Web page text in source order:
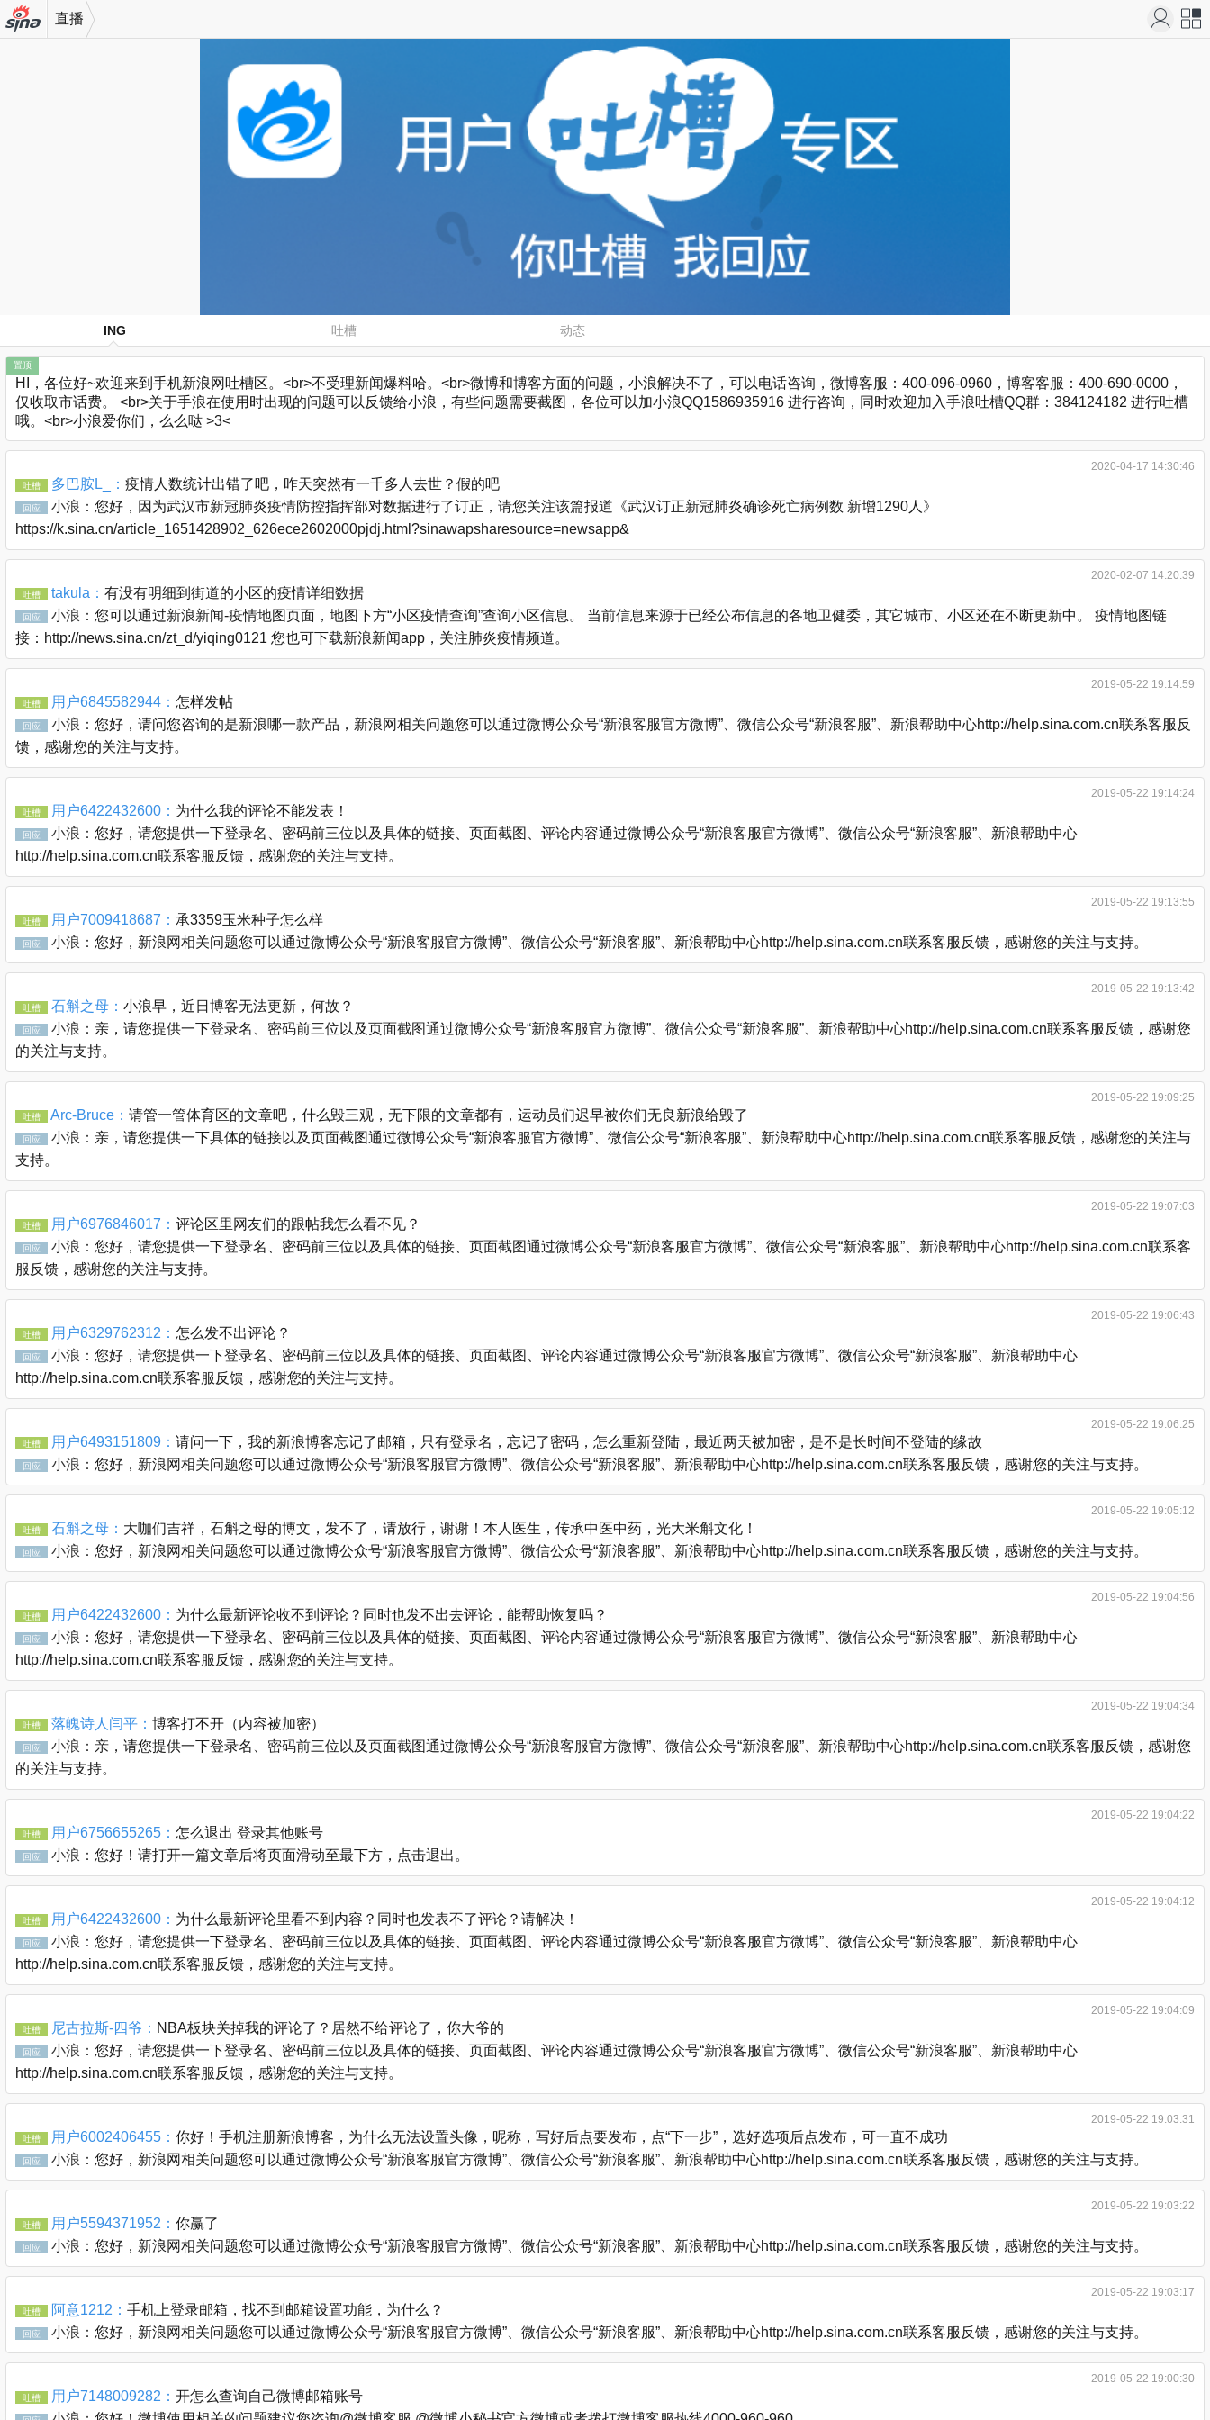
直播
ING 吐槽 动态
置顶
HI，各位好~欢迎来到手机新浪网吐槽区。<br>不受理新闻爆料哈。<br>微博和博客方面的问题，小浪解决不了，可以电话咨询，微博客服：400-096-0960，博客客服：400-690-0000，
仅收取市话费。 <br>关于手浪在使用时出现的问题可以反馈给小浪，有些问题需要截图，各位可以加小浪QQ1586935916 进行咨询，同时欢迎加入手浪吐槽QQ群：384124182 进行吐槽
哦。<br>小浪爱你们，么么哒 >3<
2020-04-17 14:30:46
吐槽 多巴胺L_： 疫情人数统计出错了吧，昨天突然有一千多人去世？假的吧
回应 小浪： 您好，因为武汉市新冠肺炎疫情防控指挥部对数据进行了订正，请您关注该篇报道《武汉订正新冠肺炎确诊死亡病例数 新增1290人》
https://k.sina.cn/article_1651428902_626ece2602000pjdj.html?sinawapsharesource=newsapp&
2020-02-07 14:20:39
吐槽 takula： 有没有明细到街道的小区的疫情详细数据
回应 小浪： 您可以通过新浪新闻-疫情地图页面，地图下方“小区疫情查询”查询小区信息。 当前信息来源于已经公布信息的各地卫健委，其它城市、小区还在不断更新中。 疫情地图链
接：http://news.sina.cn/zt_d/yiqing0121 您也可下载新浪新闻app，关注肺炎疫情频道。
2019-05-22 19:14:59
吐槽 用户6845582944： 怎样发帖
回应 小浪： 您好，请问您咨询的是新浪哪一款产品，新浪网相关问题您可以通过微博公众号“新浪客服官方微博”、微信公众号“新浪客服”、新浪帮助中心http://help.sina.com.cn联系客服反
馈，感谢您的关注与支持。
2019-05-22 19:14:24
吐槽 用户6422432600： 为什么我的评论不能发表！
回应 小浪： 您好，请您提供一下登录名、密码前三位以及具体的链接、页面截图、评论内容通过微博公众号“新浪客服官方微博”、微信公众号“新浪客服”、新浪帮助中心
http://help.sina.com.cn联系客服反馈，感谢您的关注与支持。
2019-05-22 19:13:55
吐槽 用户7009418687： 承3359玉米种子怎么样
回应 小浪： 您好，新浪网相关问题您可以通过微博公众号“新浪客服官方微博”、微信公众号“新浪客服”、新浪帮助中心http://help.sina.com.cn联系客服反馈，感谢您的关注与支持。
2019-05-22 19:13:42
吐槽 石斛之母： 小浪早，近日博客无法更新，何故？
回应 小浪： 亲，请您提供一下登录名、密码前三位以及页面截图通过微博公众号“新浪客服官方微博”、微信公众号“新浪客服”、新浪帮助中心http://help.sina.com.cn联系客服反馈，感谢您
的关注与支持。
2019-05-22 19:09:25
吐槽 Arc-Bruce： 请管一管体育区的文章吧，什么毁三观，无下限的文章都有，运动员们迟早被你们无良新浪给毁了
回应 小浪： 亲，请您提供一下具体的链接以及页面截图通过微博公众号“新浪客服官方微博”、微信公众号“新浪客服”、新浪帮助中心http://help.sina.com.cn联系客服反馈，感谢您的关注与
支持。
2019-05-22 19:07:03
吐槽 用户6976846017： 评论区里网友们的跟帖我怎么看不见？
回应 小浪： 您好，请您提供一下登录名、密码前三位以及具体的链接、页面截图通过微博公众号“新浪客服官方微博”、微信公众号“新浪客服”、新浪帮助中心http://help.sina.com.cn联系客
服反馈，感谢您的关注与支持。
2019-05-22 19:06:43
吐槽 用户6329762312： 怎么发不出评论？
回应 小浪： 您好，请您提供一下登录名、密码前三位以及具体的链接、页面截图、评论内容通过微博公众号“新浪客服官方微博”、微信公众号“新浪客服”、新浪帮助中心
http://help.sina.com.cn联系客服反馈，感谢您的关注与支持。
2019-05-22 19:06:25
吐槽 用户6493151809： 请问一下，我的新浪博客忘记了邮箱，只有登录名，忘记了密码，怎么重新登陆，最近两天被加密，是不是长时间不登陆的缘故
回应 小浪： 您好，新浪网相关问题您可以通过微博公众号“新浪客服官方微博”、微信公众号“新浪客服”、新浪帮助中心http://help.sina.com.cn联系客服反馈，感谢您的关注与支持。
2019-05-22 19:05:12
吐槽 石斛之母： 大咖们吉祥，石斛之母的博文，发不了，请放行，谢谢！本人医生，传承中医中药，光大米斛文化！
回应 小浪： 您好，新浪网相关问题您可以通过微博公众号“新浪客服官方微博”、微信公众号“新浪客服”、新浪帮助中心http://help.sina.com.cn联系客服反馈，感谢您的关注与支持。
2019-05-22 19:04:56
吐槽 用户6422432600： 为什么最新评论收不到评论？同时也发不出去评论，能帮助恢复吗？
回应 小浪： 您好，请您提供一下登录名、密码前三位以及具体的链接、页面截图、评论内容通过微博公众号“新浪客服官方微博”、微信公众号“新浪客服”、新浪帮助中心
http://help.sina.com.cn联系客服反馈，感谢您的关注与支持。
2019-05-22 19:04:34
吐槽 落魄诗人闫平： 博客打不开（内容被加密）
回应 小浪： 亲，请您提供一下登录名、密码前三位以及页面截图通过微博公众号“新浪客服官方微博”、微信公众号“新浪客服”、新浪帮助中心http://help.sina.com.cn联系客服反馈，感谢您
的关注与支持。
2019-05-22 19:04:22
吐槽 用户6756655265： 怎么退出 登录其他账号
回应 小浪： 您好！请打开一篇文章后将页面滑动至最下方，点击退出。
2019-05-22 19:04:12
吐槽 用户6422432600： 为什么最新评论里看不到内容？同时也发表不了评论？请解决！
回应 小浪： 您好，请您提供一下登录名、密码前三位以及具体的链接、页面截图、评论内容通过微博公众号“新浪客服官方微博”、微信公众号“新浪客服”、新浪帮助中心
http://help.sina.com.cn联系客服反馈，感谢您的关注与支持。
2019-05-22 19:04:09
吐槽 尼古拉斯-四爷： NBA板块关掉我的评论了？居然不给评论了，你大爷的
回应 小浪： 您好，请您提供一下登录名、密码前三位以及具体的链接、页面截图、评论内容通过微博公众号“新浪客服官方微博”、微信公众号“新浪客服”、新浪帮助中心
http://help.sina.com.cn联系客服反馈，感谢您的关注与支持。
2019-05-22 19:03:31
吐槽 用户6002406455： 你好！手机注册新浪博客，为什么无法设置头像，昵称，写好后点要发布，点“下一步”，选好选项后点发布，可一直不成功
回应 小浪： 您好，新浪网相关问题您可以通过微博公众号“新浪客服官方微博”、微信公众号“新浪客服”、新浪帮助中心http://help.sina.com.cn联系客服反馈，感谢您的关注与支持。
2019-05-22 19:03:22
吐槽 用户5594371952： 你赢了
回应 小浪： 您好，新浪网相关问题您可以通过微博公众号“新浪客服官方微博”、微信公众号“新浪客服”、新浪帮助中心http://help.sina.com.cn联系客服反馈，感谢您的关注与支持。
2019-05-22 19:03:17
吐槽 阿意1212： 手机上登录邮箱，找不到邮箱设置功能，为什么？
回应 小浪： 您好，新浪网相关问题您可以通过微博公众号“新浪客服官方微博”、微信公众号“新浪客服”、新浪帮助中心http://help.sina.com.cn联系客服反馈，感谢您的关注与支持。
2019-05-22 19:00:30
吐槽 用户7148009282： 开怎么查询自己微博邮箱账号